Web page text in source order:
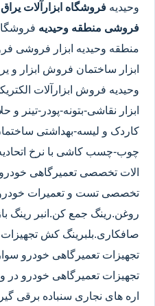
وحیدیه فروشگاه ابزارآلات
فروشی منطقه وحیدیه
منطقه وحیدیه ابزار فروشی
ابزار ساختمان فروش ابزار و
وحیدیه فروش ابزارآلات
ابزار نقاشی-بتونه-پودر-تینر
کاردک و لیسه-بهداشتی
چوب-چسب کاشی با نرخ اتحادیه
الات تخصصی تعمیرگاهی خودرو
تخصصی تست و تعمیرات خودرو
روغن.رینگ جمع کن.انبر رینگ
صافکاری.بلبرینگ کش
تجهیزات تعمیرگاهی خودرو
تجهیزات تعمیرگاهی خودرو در
اره های نجاری سنباده برقی